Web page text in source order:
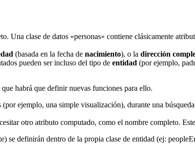
Una clase de datos «personas» contiene clásicamente
(basada en la fecha de nacimiento), o la dirección
pueden ser incluso del tipo de entidad (por ejemplo,
habrá que definir nuevas funciones para ello.
ejemplo, una simple visualización), durante una
otro atributo computado, como el nombre completo.
se definirán dentro de la propia clase de entidad (ej: